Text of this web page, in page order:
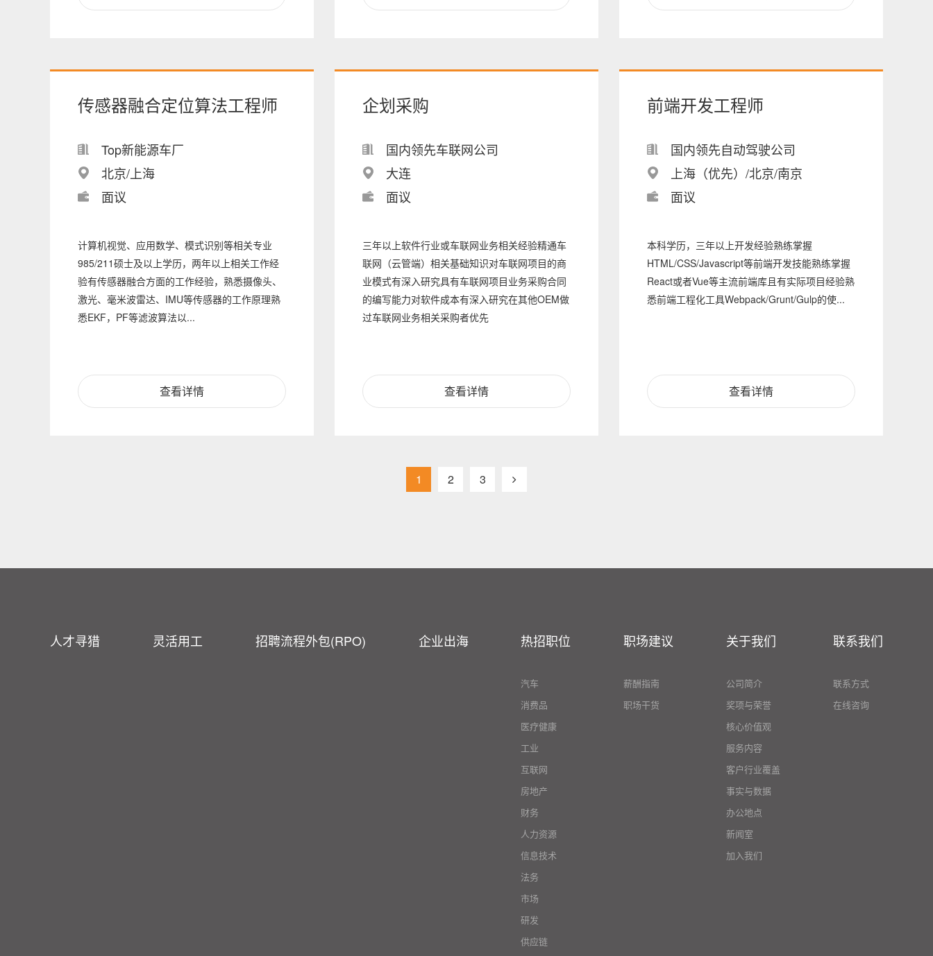
传感器融合定位算法工程师
Top新能源车厂
北京/上海
面议
计算机视觉、应用数学、模式识别等相关专业
985/211硕士及以上学历，两年以上相关工作经
验有传感器融合方面的工作经验，熟悉摄像头、
激光、毫米波雷达、IMU等传感器的工作原理熟
悉EKF，PF等滤波算法以...
查看详情
企划采购
国内领先车联网公司
大连
面议
三年以上软件行业或车联网业务相关经验精通车
联网（云管端）相关基础知识对车联网项目的商
业模式有深入研究具有车联网项目业务采购合同
的编写能力对软件成本有深入研究在其他OEM做
过车联网业务相关采购者优先
查看详情
前端开发工程师
国内领先自动驾驶公司
上海（优先）/北京/南京
面议
本科学历，三年以上开发经验熟练掌握
HTML/CSS/Javascript等前端开发技能熟练掌握
React或者Vue等主流前端库且有实际项目经验熟
悉前端工程化工具Webpack/Grunt/Gulp的使...
查看详情
1 2 3
人才寻猎 灵活用工 招聘流程外包(RPO) 企业出海 热招职位
汽车
消费品
医疗健康
工业
互联网
房地产
财务
人力资源
信息技术
法务
市场
研发
供应链
职场建议
薪酬指南
职场干货
关于我们
公司简介
奖项与荣誉
核心价值观
服务内容
客户行业覆盖
事实与数据
办公地点
新闻室
加入我们
联系我们
联系方式
在线咨询